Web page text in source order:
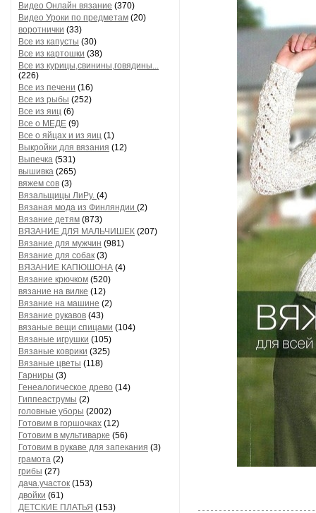
Видео Онлайн вязание (370)
Видео Уроки по предметам (20)
воротнички (33)
Все из капусты (30)
Все из картошки (38)
Все из курицы,свинины,говядины...
(226)
Все из печени (16)
Все из рыбы (252)
Все из яиц (6)
Все о МЕДЕ (9)
Все о яйцах и из яиц (1)
Выкройки для вязания (12)
Выпечка (531)
вышивка (265)
вяжем сов (3)
Вязальщицы ЛиРу. (4)
Вязаная мода из Финляндии (2)
Вязание детям (873)
ВЯЗАНИЕ ДЛЯ МАЛЬЧИШЕК (207)
Вязание для мужчин (981)
Вязание для собак (3)
ВЯЗАНИЕ КАПЮШОНА (4)
Вязание крючком (520)
вязание на вилке (12)
Вязание на машине (2)
Вязание рукавов (43)
вязаные вещи спицами (104)
Вязаные игрушки (105)
Вязаные коврики (325)
Вязаные цветы (118)
Гарниры (3)
Генеалогическое древо (14)
Гиппеаструмы (2)
головные уборы (2002)
Готовим в горшочках (12)
Готовим в мультиварке (56)
Готовим в рукаве для запекания (3)
грамота (2)
грибы (27)
дача.участок (153)
двойки (61)
ДЕТСКИЕ ПЛАТЬЯ (153)